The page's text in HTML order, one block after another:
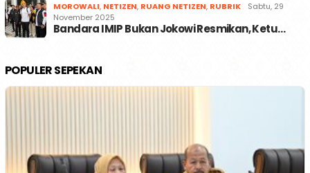
MOROWALI, NETIZEN, RUANG NETIZEN, RUBRIK
Sabtu, 29
November 2025
Bandara IMIP Bukan Jokowi Resmikan, Ketu…
POPULER SEPEKAN